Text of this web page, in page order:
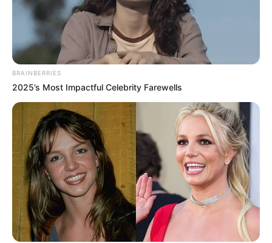
BRAINBERRIES
2025’s Most Impactful Celebrity Farewells